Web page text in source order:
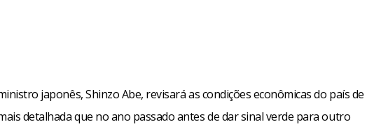
japonês, Shinzo Abe, revisará as condições econômicas do país de
detalhada que no ano passado antes de dar sinal verde para outro